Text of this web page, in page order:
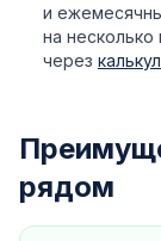
и
на
через
рядом